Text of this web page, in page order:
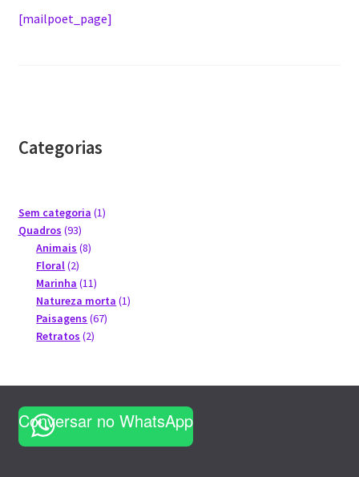
Sobre o artista Alex Carvalho
Política de privacidade
[mailpoet_page]
Categorias
Sem categoria 11
Quadros 9393
produtos
Animais 88
Floral 22
produtos
Marinha 1111
produtos
Natureza morta 11
Paisagens 6767
Retratos 22
Conversar no WhatsApp